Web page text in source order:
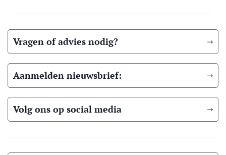
Vragen of advies nodig?
Aanmelden nieuwsbrief:
Volg ons op social media